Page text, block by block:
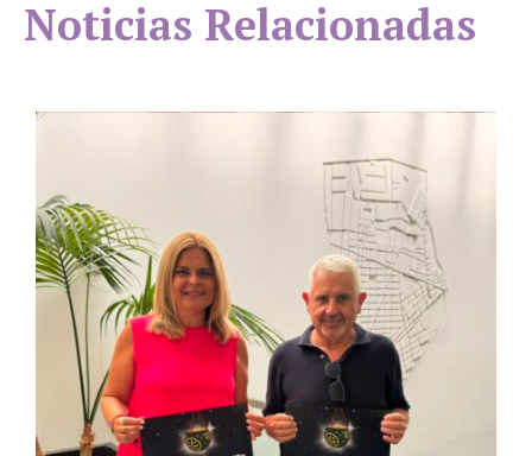
Noticias Relacionadas